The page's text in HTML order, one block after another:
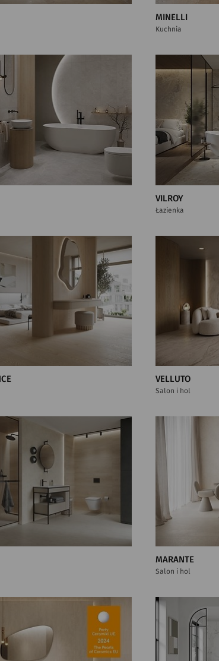
MINELLI
Kuchnia
VILROY
Łazienka
VELLUTO
Salon i hol
MARANTE
Salon i hol